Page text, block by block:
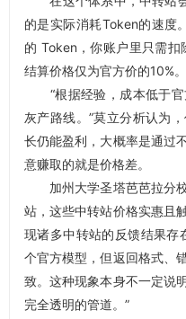
的是实际消耗Token的速度
的 Token，你账户里只需扣
结算价格仅为官方价的10%
“根据经验，成本低于官
灰产路线。”莫立分析认为
长仍能盈利，大概率是通过
意赚取的就是价格差。
加州大学圣塔芭芭拉分校
站，这些中转站价格实惠且
现诸多中转站的反馈结果存
个官方模型，但返回格式、
致。这种现象本身不一定说
完全透明的管道。”